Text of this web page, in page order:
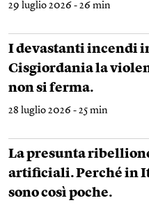
29 luglio 2026 - 26 min
I devastanti incendi
Cisgiordania la
non si ferma.
28 luglio 2026 - 25 min
La presunta
artificiali. Perché in
sono così poche.